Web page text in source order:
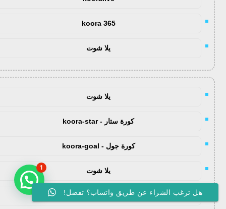
koora 365
يلا شوت
يلا شوت
كورة ستار - koora-star
كورة جول - koora-goal
يلا شوت
yalla shoot
هل ترغب الشراء عن طريق واتساب؟ تفضل!
1